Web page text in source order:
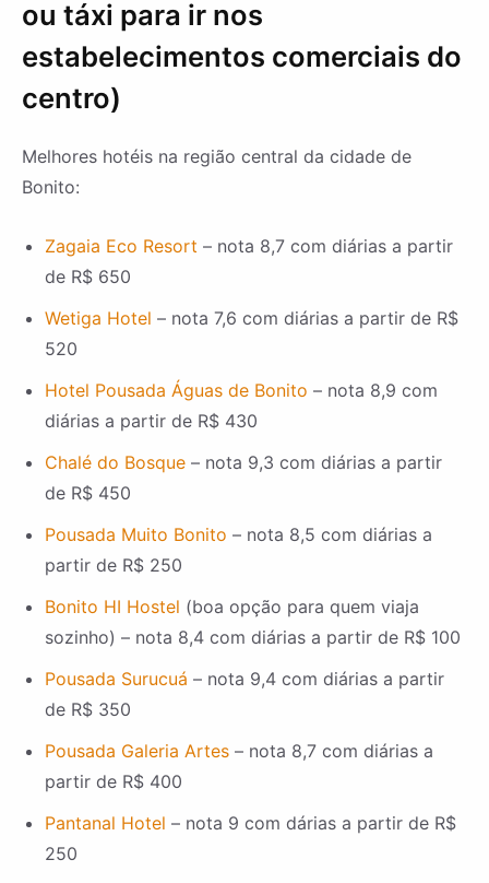
ou táxi para ir nos
estabelecimentos comerciais do
centro)
Melhores hotéis na região central da cidade de
Bonito:
Zagaia Eco Resort – nota 8,7 com diárias a partir
de R$ 650
Wetiga Hotel – nota 7,6 com diárias a partir de R$
520
Hotel Pousada Águas de Bonito – nota 8,9 com
diárias a partir de R$ 430
Chalé do Bosque – nota 9,3 com diárias a partir
de R$ 450
Pousada Muito Bonito – nota 8,5 com diárias a
partir de R$ 250
Bonito HI Hostel (boa opção para quem viaja
sozinho) – nota 8,4 com diárias a partir de R$ 100
Pousada Surucuá – nota 9,4 com diárias a partir
de R$ 350
Pousada Galeria Artes – nota 8,7 com diárias a
partir de R$ 400
Pantanal Hotel – nota 9 com dárias a partir de R$
250